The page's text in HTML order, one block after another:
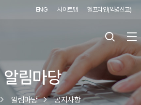
ENG 사이트맵 헬프라인(익명신고)
알림마당
알림마당 공지사항